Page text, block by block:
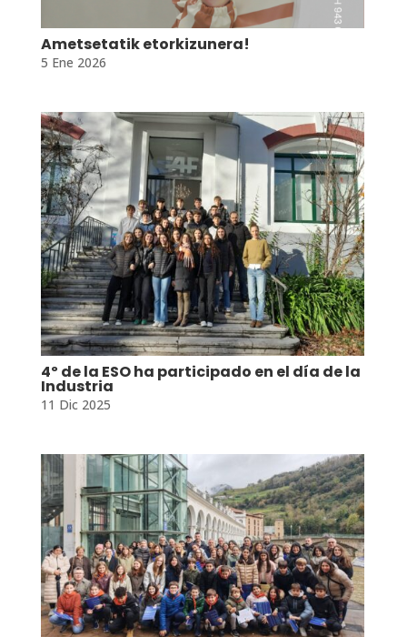
Ametsetatik etorkizunera!
5 Ene 2026
4º de la ESO ha participado en el día de la
Industria
11 Dic 2025